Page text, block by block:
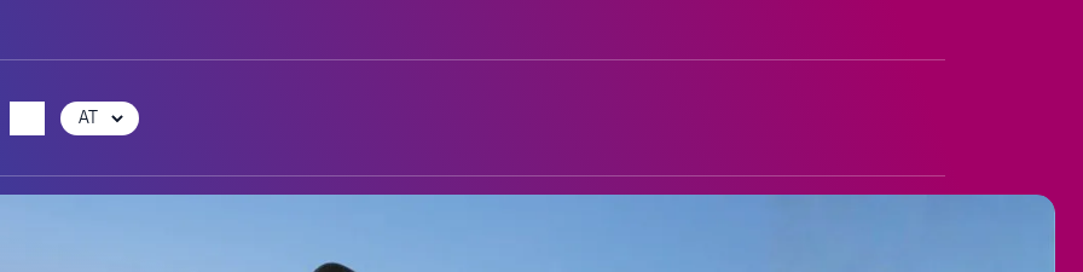
Choose
language